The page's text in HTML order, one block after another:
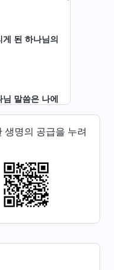
게 된 하나님의
말씀은 나에
신 하나님은
기에 합당하
생명의 공급을 누려